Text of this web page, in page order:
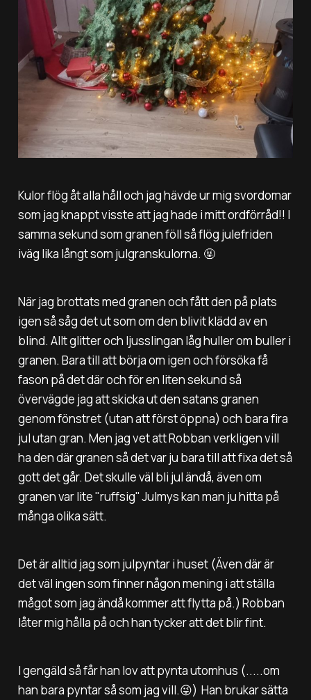
Kulor flög åt alla håll och jag hävde ur mig svordomar
som jag knappt visste att jag hade i mitt ordförråd!! I
samma sekund som granen föll så flög julefriden
iväg lika långt som julgranskulorna. 🤬
När jag brottats med granen och fått den på plats
igen så såg det ut som om den blivit klädd av en
blind. Allt glitter och ljusslingan låg huller om buller i
granen. Bara till att börja om igen och försöka få
fason på det där och för en liten sekund så
övervägde jag att skicka ut den satans granen
genom fönstret (utan att först öppna) och bara fira
jul utan gran. Men jag vet att Robban verkligen vill
ha den där granen så det var ju bara till att fixa det så
gott det går. Det skulle väl bli jul ändå, även om
granen var lite "ruffsig" Julmys kan man ju hitta på
många olika sätt.
Det är alltid jag som julpyntar i huset (Även där är
det väl ingen som finner någon mening i att ställa
mågot som jag ändå kommer att flytta på.) Robban
låter mig hålla på och han tycker att det blir fint.
I gengäld så får han lov att pynta utomhus (.....om
han bara pyntar så som jag vill.😜) Han brukar sätta